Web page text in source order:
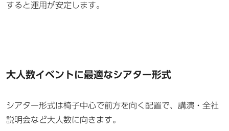
すると運用が安定します。
大人数イベントに最適なシアター形式
シアター形式は椅子中心で前方を向く配置で、講演・全社
説明会など大人数に向きます。